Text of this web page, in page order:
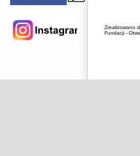
Zrealizowano
Fundacji -